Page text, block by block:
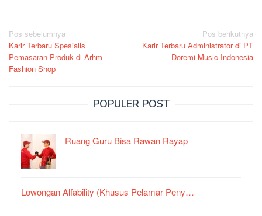
Navigasi
pos
Pos sebelumnya
Karir Terbaru Spesialis
Pemasaran Produk di Arhm
Fashion Shop
Pos berikutnya
Karir Terbaru Administrator di PT
Doremi Music Indonesia
POPULER POST
Ruang Guru Bisa Rawan Rayap
Lowongan Alfability (Khusus Pelamar Peny…